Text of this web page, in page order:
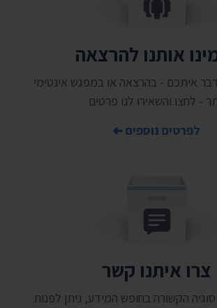
אותנו להרצאה
איתכם - בהרצאה או במפגש אינטימי
- לחצו והשאירו לנו פרטים
לפרטים נוספים
צרו איתנו קשר
הקשורה בחופש המידע, ניתן לפנות